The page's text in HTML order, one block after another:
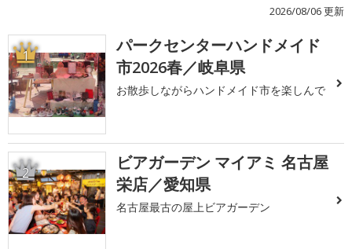
2026/08/06 更新
1
パークセンターハンドメイド
市2026春／岐阜県
お散歩しながらハンドメイド市を楽しんで
2
ビアガーデン マイアミ 名古屋
栄店／愛知県
名古屋最古の屋上ビアガーデン